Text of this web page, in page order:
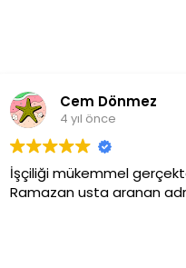
Cem Dönmez
4 yıl önce
İşçiliği mükemmel gerçekten
Ramazan usta aranan adres